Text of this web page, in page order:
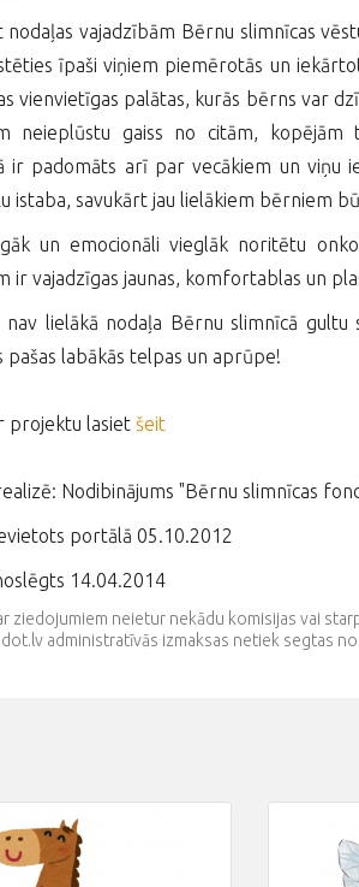
nodaļas vajadzībām Bērnu slimnīcas
īpaši viņiem piemērotās un
vienvietīgas palātas, kurās bērns var
neieplūstu gaiss no citām,
ir padomāts arī par vecākiem un viņu
istaba, savukārt jau lielākiem bērniem
un emocionāli vieglāk noritētu
ir vajadzīgas jaunas, komfortablas un
nav lielākā nodaļa Bērnu slimnīcā
pašas labākās telpas un aprūpe!
projektu lasiet šeit
Nodibinājums "Bērnu slimnīcas
portālā 05.10.2012
14.04.2014
ziedojumiem neietur nekādu komisijas vai
administratīvās izmaksas netiek segtas